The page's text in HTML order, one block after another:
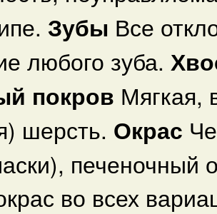
Зубы Все
любого зуба.
покров Мягкая,
шерсть. Окрас
печеночный
во всех